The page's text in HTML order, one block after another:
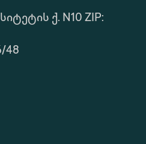
ქ. N10 ZIP:
48